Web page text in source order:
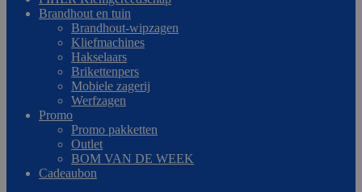
Brandhout en tuin
Brandhout-wipzagen
Kliefmachines
Hakselaars
Brikettenpers
Mobiele zagerij
Werfzagen
Promo
Promo pakketten
Outlet
BOM VAN DE WEEK
Cadeaubon